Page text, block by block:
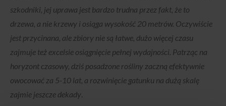
szkodniki, jej uprawa jest bardzo trudna przez fakt, że to
drzewa, a nie krzewy i osiąga wysokość 20 metrów. Oczywiście
jest przycinana, ale zbiory nie są łatwe, dużo więcej czasu
zajmuje też excelsie osiągnięcie pełnej wydajności. Patrząc na
horyzont czasowy, dziś posadzone rośliny zaczną efektywnie
owocować za 5-10 lat, a rozwinięcie gatunku na dużą skalę
zajmie jeszcze dekady.